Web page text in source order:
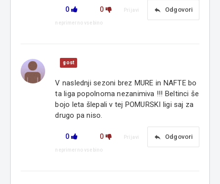
0 0 reply Odgovori
Prijavi
neprimerno vsebino
gost
V naslednji sezoni brez MURE in NAFTE bo
ta liga popolnoma nezanimiva !!! Beltinci še
bojo leta šlepali v tej POMURSKI ligi saj za
drugo pa niso.
0 0 reply Odgovori
Prijavi
neprimerno vsebino